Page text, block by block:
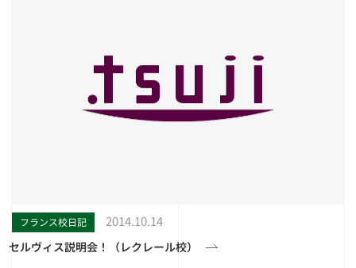
フランス校日記 2014.10.14
セルヴィス説明会！（レクレール校）